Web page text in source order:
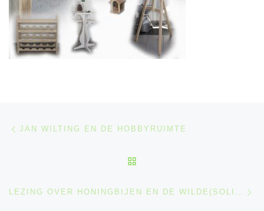
Berichtnavigatie
JAN WILTING EN DE HOBBYRUIMTE
LEZING OVER HONINGBIJEN EN DE WILDE(SOLITAIRE) BIJ OP DE MINKHOF IN BEMMEL